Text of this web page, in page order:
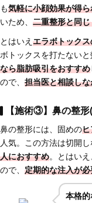
も気軽に小顔効果が得
いため、 二重整形と同
とはいえ エラボトック
ボトックスを打たないと
なら脂肪吸引をおすすめ
ので、 担当医と相談し
【施術③】鼻の整形
鼻の整形には、固めのヒ
人気。この方法は切開し
人におすすめ。とはい
ので、 定期的な注入が必
本格